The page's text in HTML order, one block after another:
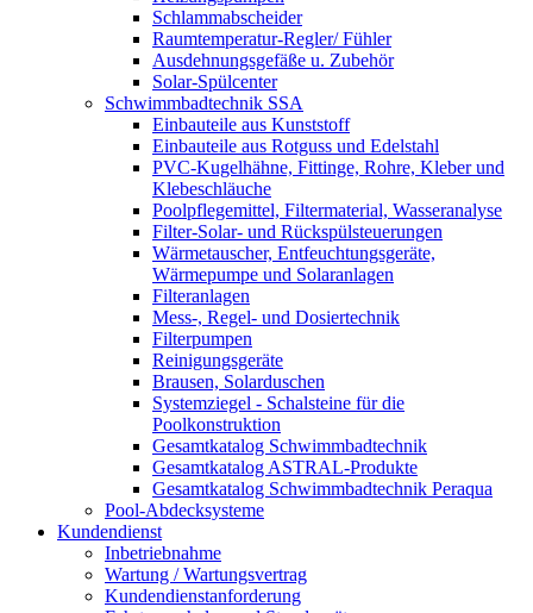
Schlammabscheider
Raumtemperatur-Regler/ Fühler
Ausdehnungsgefäße u. Zubehör
Solar-Spülcenter
Schwimmbadtechnik SSA
Einbauteile aus Kunststoff
Einbauteile aus Rotguss und Edelstahl
PVC-Kugelhähne, Fittinge, Rohre, Kleber und
Klebeschläuche
Poolpflegemittel, Filtermaterial, Wasseranalyse
Filter-Solar- und Rückspülsteuerungen
Wärmetauscher, Entfeuchtungsgeräte,
Wärmepumpe und Solaranlagen
Filteranlagen
Mess-, Regel- und Dosiertechnik
Filterpumpen
Reinigungsgeräte
Brausen, Solarduschen
Systemziegel - Schalsteine für die
Poolkonstruktion
Gesamtkatalog Schwimmbadtechnik
Gesamtkatalog ASTRAL-Produkte
Gesamtkatalog Schwimmbadtechnik Peraqua
Pool-Abdecksysteme
Kundendienst
Inbetriebnahme
Wartung / Wartungsvertrag
Kundendienstanforderung